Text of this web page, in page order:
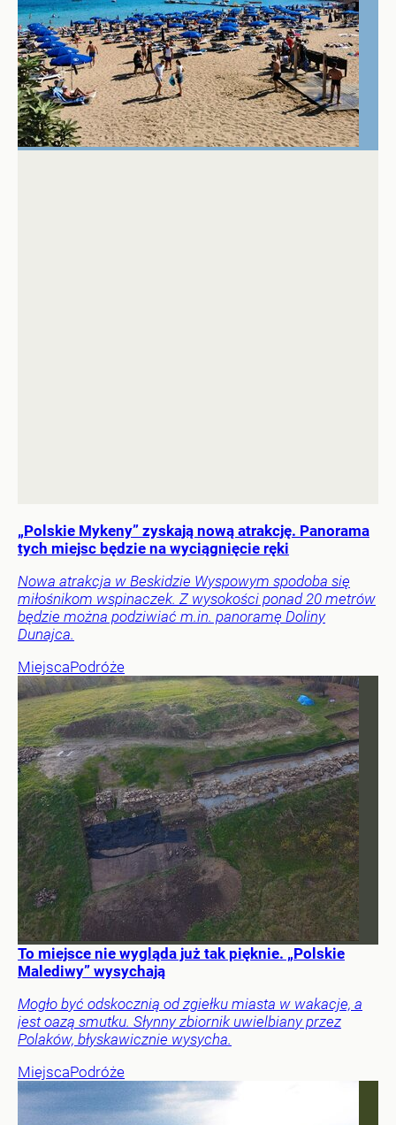
„Polskie Mykeny” zyskają nową atrakcję. Panorama
tych miejsc będzie na wyciągnięcie ręki
Nowa atrakcja w Beskidzie Wyspowym spodoba się
miłośnikom wspinaczek. Z wysokości ponad 20 metrów
będzie można podziwiać m.in. panoramę Doliny
Dunajca.
MiejscaPodróże
To miejsce nie wygląda już tak pięknie. „Polskie
Malediwy” wysychają
Mogło być odskocznią od zgiełku miasta w wakacje, a
jest oazą smutku. Słynny zbiornik uwielbiany przez
Polaków, błyskawicznie wysycha.
MiejscaPodróże